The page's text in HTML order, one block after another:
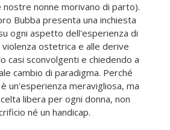
nonne morivano di parto).
Bubba presenta una inchiesta
ogni aspetto dell'esperienza di
ostetrica e alle derive
casi sconvolgenti e chiedendo a
cambio di paradigma. Perché
un'esperienza meravigliosa, ma
libera per ogni donna, non
né un handicap.